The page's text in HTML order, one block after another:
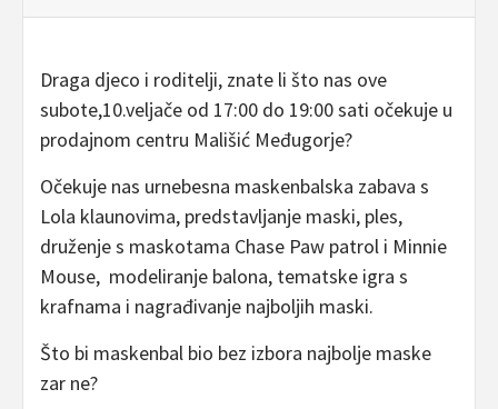
Draga djeco i roditelji, znate li što nas ove
subote,10.veljače od 17:00 do 19:00 sati očekuje u
prodajnom centru Mališić Međugorje?
Očekuje nas urnebesna maskenbalska zabava s
Lola klaunovima, predstavljanje maski, ples,
druženje s maskotama Chase Paw patrol i Minnie
Mouse, modeliranje balona, tematske igra s
krafnama i nagrađivanje najboljih maski.
Što bi maskenbal bio bez izbora najbolje maske
zar ne?